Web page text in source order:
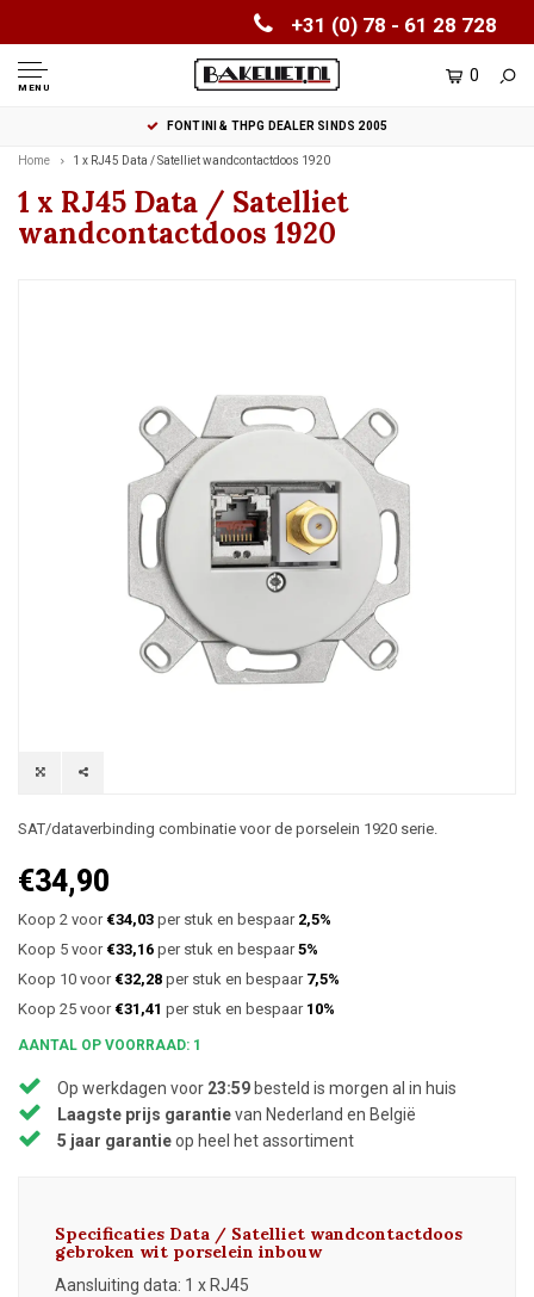
+31 (0) 78 - 61 28 728
MENU
0
FONTINI & THPG DEALER SINDS 2005
Home 1 x RJ45 Data / Satelliet wandcontactdoos 1920
1 x RJ45 Data / Satelliet
wandcontactdoos 1920
SAT/dataverbinding combinatie voor de porselein 1920 serie.
€34,90
Koop 2 voor €34,03 per stuk en bespaar 2,5%
Koop 5 voor €33,16 per stuk en bespaar5%
Koop 10 voor €32,28 per stuk en bespaar 7,5%
Koop 25 voor €31,41 per stuk en bespaar 10%
AANTAL OP VOORRAAD: 1
Op werkdagen voor 23:59 besteld is morgen al in huis
Laagste prijs garantievan Nederland en België
5 jaar garantieop heel het assortiment
Specificaties Data / Satelliet wandcontactdoos
gebroken wit porselein inbouw
Aansluiting data: 1 x RJ45